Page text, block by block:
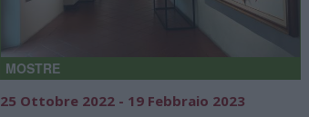
MOSTRE
25 Ottobre 2022 - 19 Febbraio 2023